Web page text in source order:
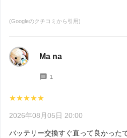
(Googleのクチコミから引用)
Ma na
1
★★★★★
2026年08月05日 20:00
バッテリー交換すぐ直って良かった